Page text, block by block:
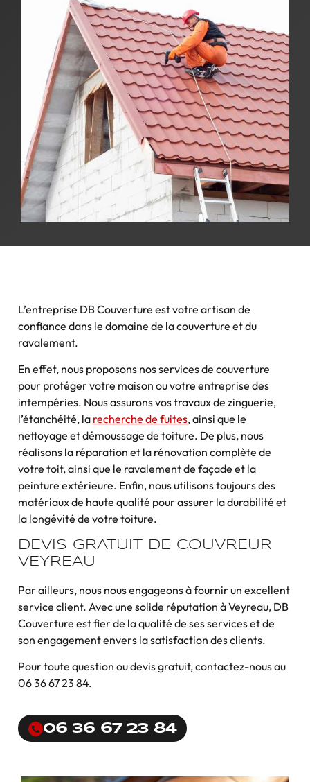
L’entreprise DB Couverture est votre artisan de
confiance dans le domaine de la couverture et du
ravalement.
En effet, nous proposons nos services de couverture
pour protéger votre maison ou votre entreprise des
intempéries. Nous assurons vos travaux de zinguerie,
l’étanchéité, la recherche de fuites, ainsi que le
nettoyage et démoussage de toiture. De plus, nous
réalisons la réparation et la rénovation complète de
votre toit, ainsi que le ravalement de façade et la
peinture extérieure. Enfin, nous utilisons toujours des
matériaux de haute qualité pour assurer la durabilité et
la longévité de votre toiture.
DEVIS GRATUIT DE COUVREUR
VEYREAU
Par ailleurs, nous nous engageons à fournir un excellent
service client. Avec une solide réputation à Veyreau, DB
Couverture est fier de la qualité de ses services et de
son engagement envers la satisfaction des clients.
Pour toute question ou devis gratuit, contactez-nous au
06 36 67 23 84.
06 36 67 23 84